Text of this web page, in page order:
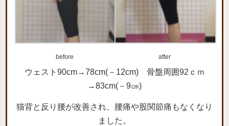
before after
ウェスト90cm→78cm(－12cm) 骨盤周囲92ｃｍ
→83cm(－9㎝)
猫背と反り腰が改善され、腰痛や股関節痛もなくなり
ました。